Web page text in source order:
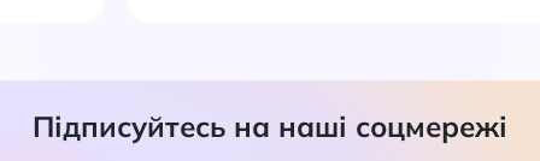
Підписуйтесь на наші соцмережі